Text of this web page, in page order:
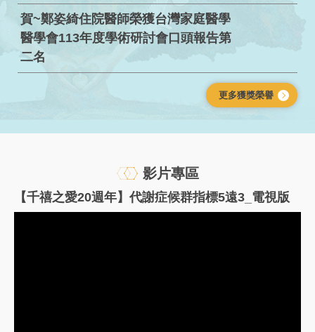
賀~鄭姿綺住院醫師榮獲台灣家庭醫學
醫學會113年度學術研討會口頭報告第
二名
更多獲獎榮譽
影片專區
【千禧之愛20週年】代謝症候群指標5遠3_電視版